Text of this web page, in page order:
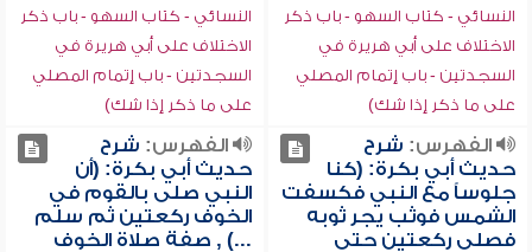
النسائي - كتاب السهو - باب ذكر
الاختلاف على أبي هريرة في
السجدتين - باب إتمام المصلي
على ما ذكر إذا شك)
النسائي - كتاب السهو - باب ذكر
الاختلاف على أبي هريرة في
السجدتين - باب إتمام المصلي
على ما ذكر إذا شك)
الفهرس: شرح
حديث أبي بكرة: (كنا
جلوساً مع النبي فكسفت
الشمس فوثب يجر ثوبه
فصلى ركعتين حتى
الفهرس: شرح
حديث أبي بكرة: (أن
النبي صلى بالقوم في
الخوف ركعتين ثم سلم
...) , صفة صلاة الخوف